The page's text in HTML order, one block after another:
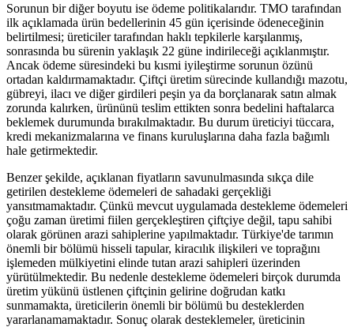
Sorunun bir diğer boyutu ise ödeme politikalarıdır. TMO tarafından
ilk açıklamada ürün bedellerinin 45 gün içerisinde ödeneceğinin
belirtilmesi; üreticiler tarafından haklı tepkilerle karşılanmış,
sonrasında bu sürenin yaklaşık 22 güne indirileceği açıklanmıştır.
Ancak ödeme süresindeki bu kısmi iyileştirme sorunun özünü
ortadan kaldırmamaktadır. Çiftçi üretim sürecinde kullandığı mazotu,
gübreyi, ilacı ve diğer girdileri peşin ya da borçlanarak satın almak
zorunda kalırken, ürününü teslim ettikten sonra bedelini haftalarca
beklemek durumunda bırakılmaktadır. Bu durum üreticiyi tüccara,
kredi mekanizmalarına ve finans kuruluşlarına daha fazla bağımlı
hale getirmektedir.
Benzer şekilde, açıklanan fiyatların savunulmasında sıkça dile
getirilen destekleme ödemeleri de sahadaki gerçekliği
yansıtmamaktadır. Çünkü mevcut uygulamada destekleme ödemeleri
çoğu zaman üretimi fiilen gerçekleştiren çiftçiye değil, tapu sahibi
olarak görünen arazi sahiplerine yapılmaktadır. Türkiye'de tarımın
önemli bir bölümü hisseli tapular, kiracılık ilişkileri ve toprağını
işlemeden mülkiyetini elinde tutan arazi sahipleri üzerinden
yürütülmektedir. Bu nedenle destekleme ödemeleri birçok durumda
üretim yükünü üstlenen çiftçinin gelirine doğrudan katkı
sunmamakta, üreticilerin önemli bir bölümü bu desteklerden
yararlanamamaktadır. Sonuç olarak desteklemeler, üreticinin